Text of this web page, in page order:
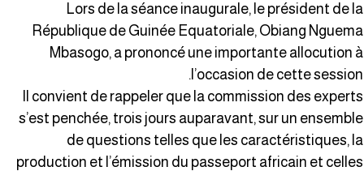
Lors de la séance inaugurale, le président de
République de Guinée Equatoriale, Obiang
Mbasogo, a prononcé une importante allocution
l’occasion de cette
Il convient de rappeler que la commission des
s’est penchée, trois jours auparavant, sur un
de questions telles que les caractéristiques,
production et l’émission du passeport africain et